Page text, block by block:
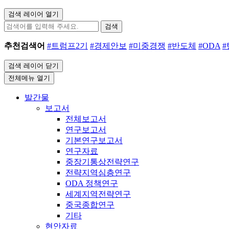
검색 레이어 열기
검색
추천검색어 #트럼프2기 #경제안보 #미중경쟁 #반도체 #ODA #
검색 레이어 닫기
전체메뉴 열기
발간물
보고서
전체보고서
연구보고서
기본연구보고서
연구자료
중장기통상전략연구
전략지역심층연구
ODA 정책연구
세계지역전략연구
중국종합연구
기타
현안자료